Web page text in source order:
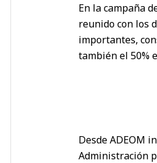
En la campaña
reunido con los
importantes,
también el 50%
Desde ADEOM
Administración